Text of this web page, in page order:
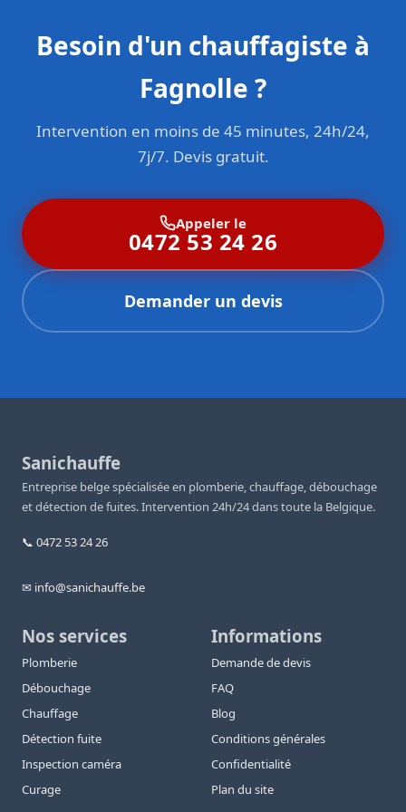
Besoin d'un chauffagiste à
Fagnolle ?
Intervention en moins de 45 minutes, 24h/24,
7j/7. Devis gratuit.
Appeler le
0472 53 24 26
Demander un devis
Sanichauffe
Entreprise belge spécialisée en plomberie, chauffage, débouchage
et détection de fuites. Intervention 24h/24 dans toute la Belgique.
📞 0472 53 24 26
✉ info@sanichauffe.be
Nos services
Plomberie
Débouchage
Chauffage
Détection fuite
Inspection caméra
Curage
Informations
Demande de devis
FAQ
Blog
Conditions générales
Confidentialité
Plan du site